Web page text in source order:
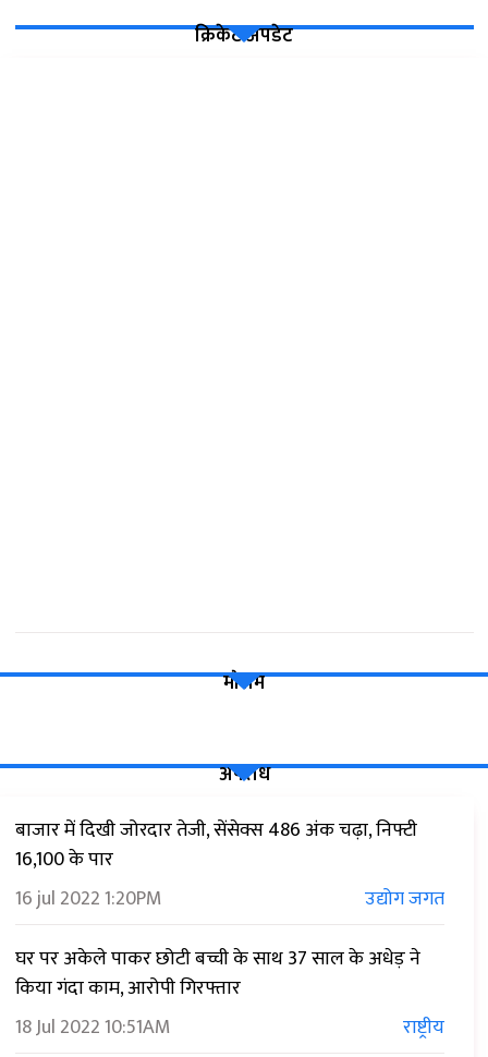
क्रिकेट अपडेट
मौसम
अपराध
बाजार में दिखी जोरदार तेजी, सेंसेक्स 486 अंक चढ़ा, निफ्टी
16,100 के पार
16 jul 20221:20PM
उद्योग जगत
घर पर अकेले पाकर छोटी बच्ची के साथ 37 साल के अधेड़ ने
किया गंदा काम, आरोपी गिरफ्तार
18 Jul 202210:51AM
राष्ट्रीय